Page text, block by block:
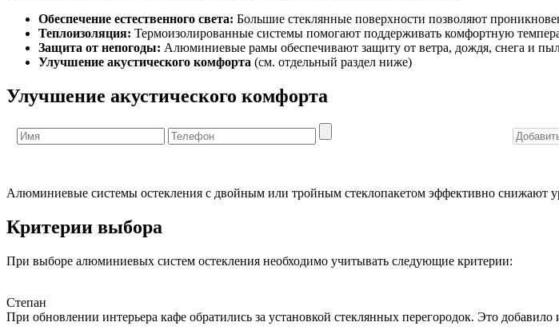
Обеспечение естественного света: Большие стеклянные поверхности позволяют
Теплоизоляция: Термоизолированные системы помогают поддерживать комфортную
Защита от непогоды: Алюминиевые рамы обеспечивают защиту от ветра, дождя, снега и
Улучшение акустического комфорта (см. отдельный раздел ниже)
Улучшение акустического комфорта
Алюминиевые системы остекления с двойным или тройным стеклопакетом эффективно снижают
Критерии выбора
При выборе алюминиевых систем остекления необходимо учитывать следующие критерии:
Степан
При обновлении интерьера кафе обратились за установкой стеклянных перегородок. Это